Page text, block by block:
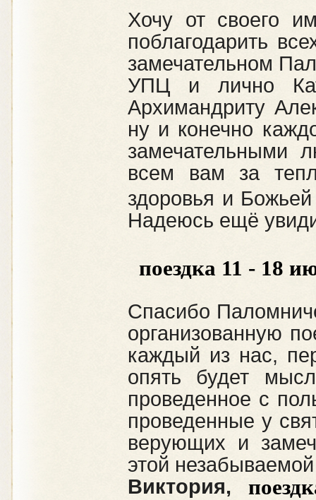
Хочу от своего
поблагодарить
замечательном
УПЦ и лично
Архимандриту
ну и конечно
замечательными
всем вам за
здоровья и
Надеюсь ещё
поездка 11 - 18
Спасибо
организованную
каждый из нас,
опять будет
проведенное с
проведенные у
верующих и
этой
Виктория,